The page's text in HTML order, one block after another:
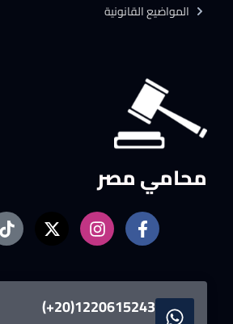
محامي مصر
1220615243(20+)
المواضيع القانونية